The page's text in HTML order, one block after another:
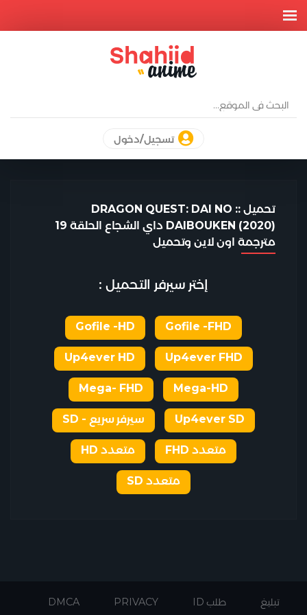
تسجيل/دخول
تحميل :: DRAGON QUEST: DAI NO
DAIBOUKEN (2020) داي الشجاع الحلقة 19
مترجمة اون لاين وتحميل
إختر سيرفر التحميل :
Gofile -FHD
Gofile -HD
Up4ever FHD
Up4ever HD
Mega-HD
Mega- FHD
Up4ever SD سيرفر سريع - SD
متعدد FHD متعدد HD
متعدد SD
تبليغ طلب ID PRIVACY
DMCA